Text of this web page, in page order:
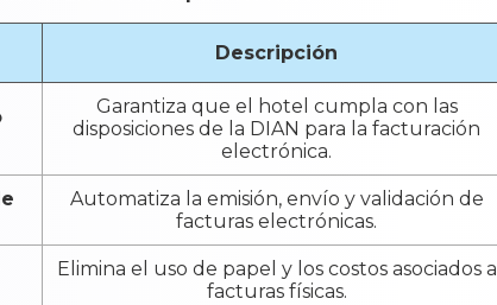
Descripción
Garantiza que el hotel cumpla con las
disposiciones de la DIAN para la facturación
electrónica.
Automatiza la emisión, envío y validación de
facturas electrónicas.
Elimina el uso de papel y los costos asociados a
facturas físicas.